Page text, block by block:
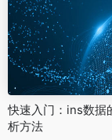
快速入门：ins数据
析方法